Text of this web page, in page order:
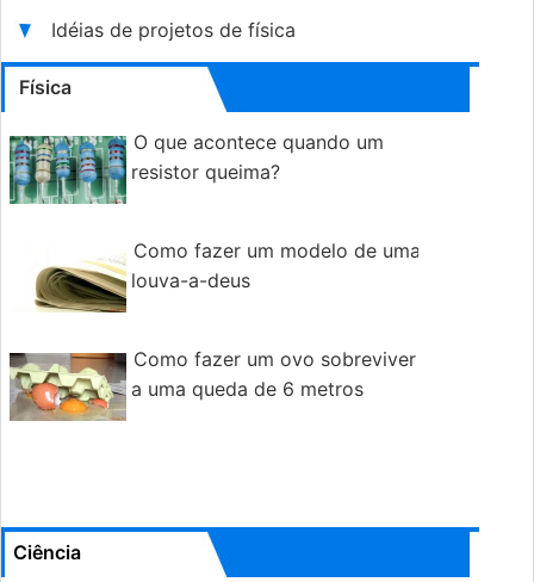
Idéias de projetos de física
Física
O que acontece quando um
resistor queima?
Como fazer um modelo de uma
louva-a-deus
Como fazer um ovo sobreviver
a uma queda de 6 metros
Ciência